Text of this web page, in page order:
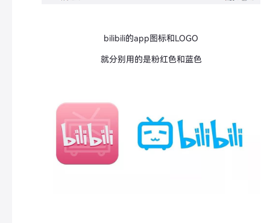
bilibili的app图标和LOGO
就分别用的是粉红色和蓝色